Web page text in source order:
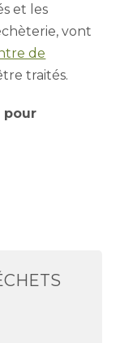
et les
vont
de
traités.
pour